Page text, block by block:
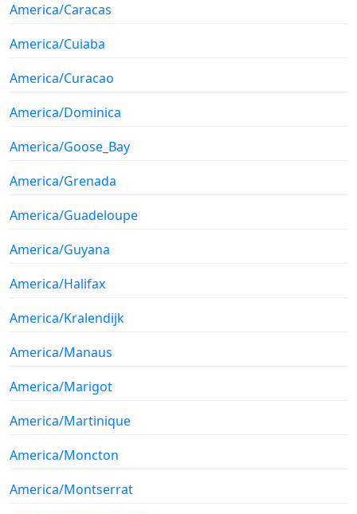
America/Caracas
America/Cuiaba
America/Curacao
America/Dominica
America/Goose_Bay
America/Grenada
America/Guadeloupe
America/Guyana
America/Halifax
America/Kralendijk
America/Manaus
America/Marigot
America/Martinique
America/Moncton
America/Montserrat